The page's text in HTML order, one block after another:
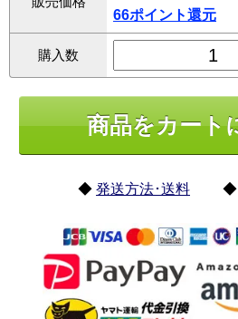
66ポイント還元
購入数
◆ 発送方法･送料 ◆